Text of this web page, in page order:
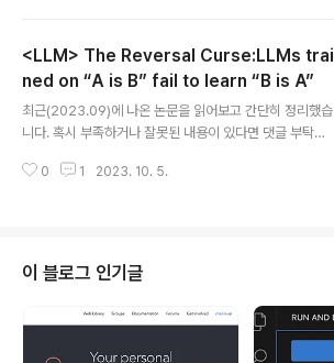
대해 일반화 할 수 있도록 하는 StreaingLLM. 배경 LLM
이 여러 태스크에서 뛰어난 퍼포먼스를 보여주는 것은 맞
지만, 입력이 특정 길이를 넘어서게 되면 이를 전혀 처리하
지 못한다는 문제점을 갖고 있죠. 그런다고 입력 길이를 늘
려주자니 attention 연산이 quadratic 하다 보..
<LLM> The Reversal Curse:LLMs trai
ned on “A is B” fail to learn “B is A”
최근(2023.09)에 나온 논문을 읽어보고 간단히 정리했습
니다. 혹시 부족하거나 잘못된 내용이 있다면 댓글 부탁드
versal Curse를 확인. 순서만 뒤바꾸는 아주 단순한 논리
언어 모델이고, 이는 학습한 텍스트 내 구성 요소의 순서만
도치하더라도 제대로 추론하지 못하는 Reversal Curse
를 보여줍니다. 즉, 학습 단계에서 'A는 B이다'라는 것을 배
웠다고 하더라도, 추론 단계에서 'B는 무엇입니까?'라는 질
문에 적절히 답변하지 못한다는 것..
0 1 2023. 10. 5.
이 블로그 인기글